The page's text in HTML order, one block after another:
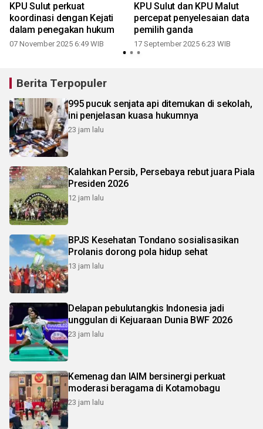
KPU Sulut perkuat
koordinasi dengan Kejati
dalam penegakan hukum
07 November 2025 6:49 WIB
KPU Sulut dan KPU Malut
percepat penyelesaian data
pemilih ganda
17 September 2025 6:23 WIB
Berita Terpopuler
995 pucuk senjata api ditemukan di sekolah,
ini penjelasan kuasa hukumnya
23 jam lalu
Kalahkan Persib, Persebaya rebut juara Piala
Presiden 2026
12 jam lalu
BPJS Kesehatan Tondano sosialisasikan
Prolanis dorong pola hidup sehat
13 jam lalu
Delapan pebulutangkis Indonesia jadi
unggulan di Kejuaraan Dunia BWF 2026
23 jam lalu
Kemenag dan IAIM bersinergi perkuat
moderasi beragama di Kotamobagu
23 jam lalu